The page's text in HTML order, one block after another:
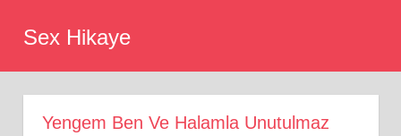
Sex Hikaye
Yengem Ben Ve Halamla Unutulmaz